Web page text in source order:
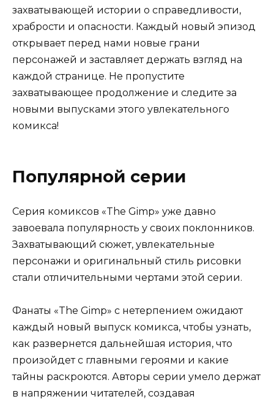
захватывающей истории о справедливости,
храбрости и опасности. Каждый новый эпизод
открывает перед нами новые грани
персонажей и заставляет держать взгляд на
каждой странице. Не пропустите
захватывающее продолжение и следите за
новыми выпусками этого увлекательного
комикса!
Популярной серии
Серия комиксов «The Gimp» уже давно
завоевала популярность у своих поклонников.
Захватывающий сюжет, увлекательные
персонажи и оригинальный стиль рисовки
стали отличительными чертами этой серии.
Фанаты «The Gimp» с нетерпением ожидают
каждый новый выпуск комикса, чтобы узнать,
как развернется дальнейшая история, что
произойдет с главными героями и какие
тайны раскроются. Авторы серии умело держат
в напряжении читателей, создавая